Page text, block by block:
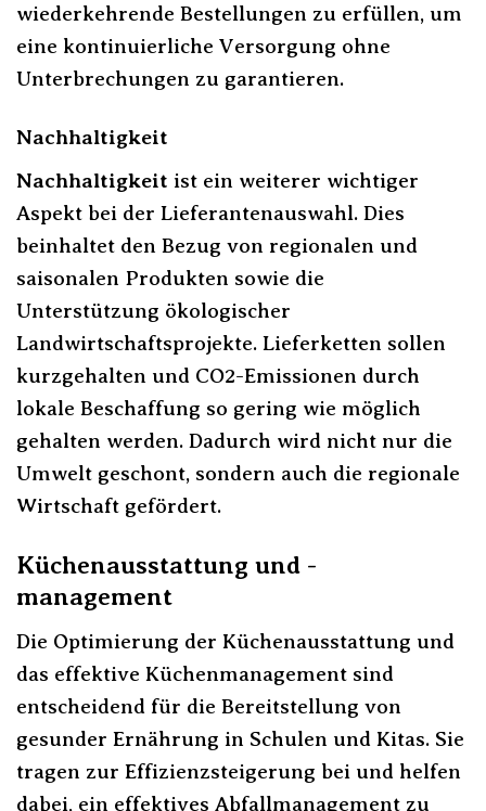
wiederkehrende Bestellungen zu erfüllen, um
eine kontinuierliche Versorgung ohne
Unterbrechungen zu garantieren.
Nachhaltigkeit
Nachhaltigkeit ist ein weiterer wichtiger
Aspekt bei der Lieferantenauswahl. Dies
beinhaltet den Bezug von regionalen und
saisonalen Produkten sowie die
Unterstützung ökologischer
Landwirtschaftsprojekte. Lieferketten sollen
kurzgehalten und CO2-Emissionen durch
lokale Beschaffung so gering wie möglich
gehalten werden. Dadurch wird nicht nur die
Umwelt geschont, sondern auch die regionale
Wirtschaft gefördert.
Küchenausstattung und -
management
Die Optimierung der Küchenausstattung und
das effektive Küchenmanagement sind
entscheidend für die Bereitstellung von
gesunder Ernährung in Schulen und Kitas. Sie
tragen zur Effizienzsteigerung bei und helfen
dabei, ein effektives Abfallmanagement zu